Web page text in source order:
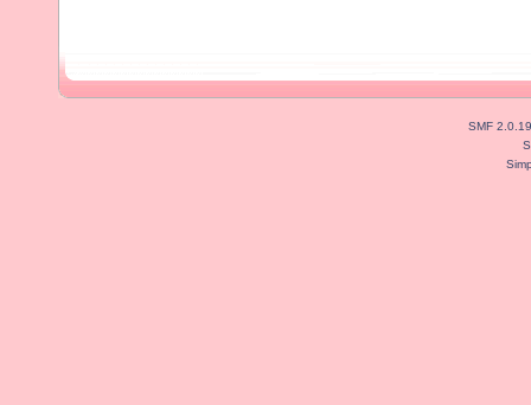
SMF 2.0.19